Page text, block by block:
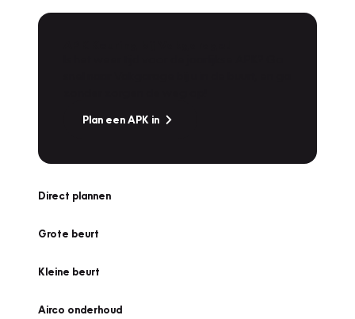
Plan een APK in
Direct plannen
Grote beurt
Kleine beurt
Airco onderhoud